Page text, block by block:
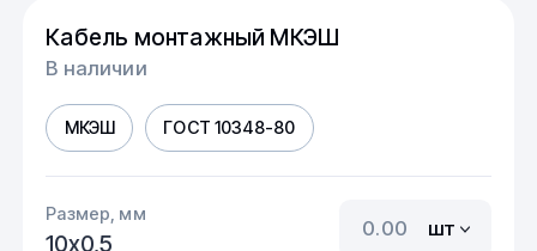
Кабель монтажный МКЭШ
В наличии
МКЭШ ГОСТ 10348-80
Размер, мм
10х0,5
шт